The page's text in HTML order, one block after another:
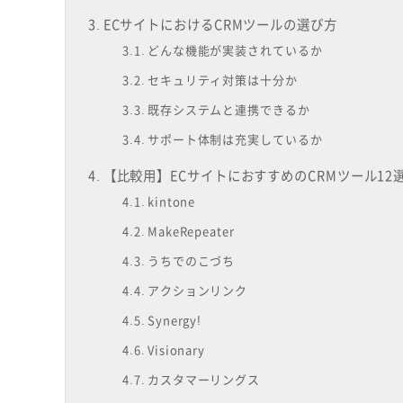
ECサイトにおけるCRMツールの選び方
どんな機能が実装されているか
セキュリティ対策は十分か
既存システムと連携できるか
サポート体制は充実しているか
【比較用】ECサイトにおすすめのCRMツール12
kintone
MakeRepeater
うちでのこづち
アクションリンク
Synergy!
Visionary
カスタマーリングス